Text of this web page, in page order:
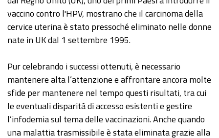
vaccino contro l'HPV, mostrano che il carcinoma della
cervice uterina è stato pressoché eliminato nelle donne
nate in UK dal 1 settembre 1995.
Pur celebrando i successi ottenuti, è necessario
mantenere alta l’attenzione e affrontare ancora molte
sfide per mantenere nel tempo questi risultati, tra cui
le eventuali disparità di accesso esistenti e gestire
l’infodemia sul tema delle vaccinazioni. Anche quando
una malattia trasmissibile è stata eliminata grazie alla